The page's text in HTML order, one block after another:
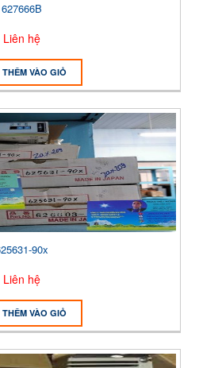
627666B
Liên hệ
THÊM VÀO GIỎ
90x
Liên hệ
THÊM VÀO GIỎ